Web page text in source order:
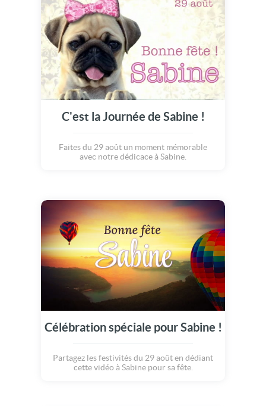
C'est la Journée de Sabine !
Faites du 29 août un moment mémorable
avec notre dédicace à Sabine.
Célébration spéciale pour Sabine !
Partagez les festivités du 29 août en dédiant
cette vidéo à Sabine pour sa fête.